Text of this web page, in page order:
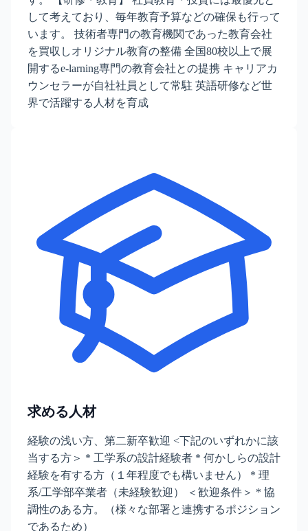
して考えており、毎年教育予算などの確保も行って
います。 技術者専門の教育機関であった教育会社
を買収しオリジナル教育の整備 全国80校以上で展
開するe-larning専門の教育会社との提携 キャリアカ
ウンセラーが自社社員として常駐 英語研修など世
界で活躍する人材を育成
求める人材
経験の浅い方、第二新卒歓迎 <下記のいずれかに該
当する方＞ * 工学系の設計経験者 * 何かしらの設計
経験を有する方（１年程度でも構いません） * 理
系/工学部卒業者（未経験歓迎） ＜歓迎条件＞ * 協
調性のある方。（様々な部署と連携するポジション
であるため）